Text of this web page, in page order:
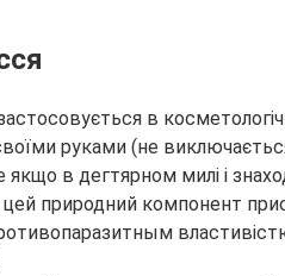
в
руками (не
в дегтярном милі і
природний компонент